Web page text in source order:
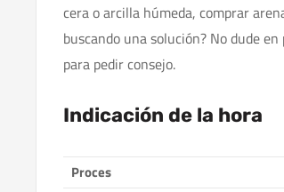
cera o arcilla húmeda, comprar
buscando una solución? No dude
para pedir consejo.
Indicación de la hora
Proces